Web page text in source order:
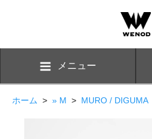
メニュー
ホーム > » M > MURO / DIGUMA